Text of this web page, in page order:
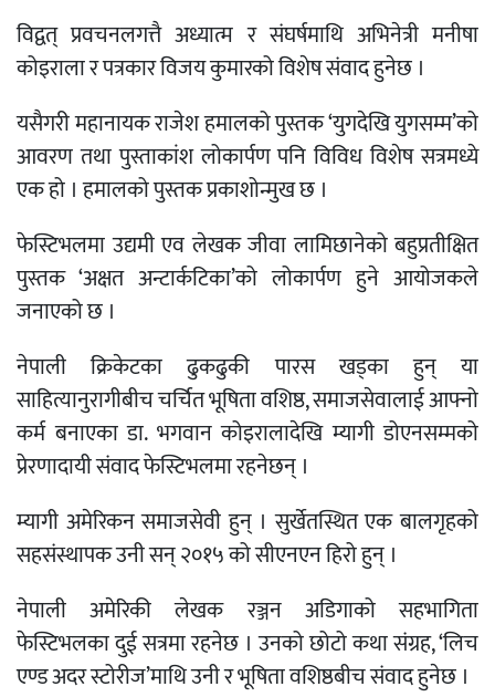
विद्वत् प्रवचनलगत्तै अध्यात्म र संघर्षमाथि अभिनेत्री मनीषा
कोइराला र पत्रकार विजय कुमारको विशेष संवाद हुनेछ ।
यसैगरी महानायक राजेश हमालको पुस्तक ‘युगदेखि युगसम्म’को
आवरण तथा पुस्ताकांश लोकार्पण पनि विविध विशेष सत्रमध्ये
एक हो । हमालको पुस्तक प्रकाशोन्मुख छ ।
फेस्टिभलमा उद्यमी एव लेखक जीवा लामिछानेको बहुप्रतीक्षित
पुस्तक ‘अक्षत अन्टार्कटिका’को लोकार्पण हुने आयोजकले
जनाएको छ ।
नेपाली क्रिकेटका ढुकढुकी पारस खड्का हुन् या
साहित्यानुरागीबीच चर्चित भूषिता वशिष्ठ, समाजसेवालाई आफ्नो
कर्म बनाएका डा. भगवान कोइरालादेखि म्यागी डोएनसम्मको
प्रेरणादायी संवाद फेस्टिभलमा रहनेछन् ।
म्यागी अमेरिकन समाजसेवी हुन् । सुर्खेतस्थित एक बालगृहको
सहसंस्थापक उनी सन् २०१५ को सीएनएन हिरो हुन् ।
नेपाली अमेरिकी लेखक रञ्जन अडिगाको सहभागिता
फेस्टिभलका दुई सत्रमा रहनेछ । उनको छोटो कथा संग्रह, ‘लिच
एण्ड अदर स्टोरीज’माथि उनी र भूषिता वशिष्ठबीच संवाद हुनेछ ।